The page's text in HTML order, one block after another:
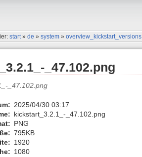
start »de »system »overview_kickstart_versions
_47.102.png
2025/04/30 03:17
kickstart_3.2.1_-_47.102.png
PNG
795KB
1920
1080